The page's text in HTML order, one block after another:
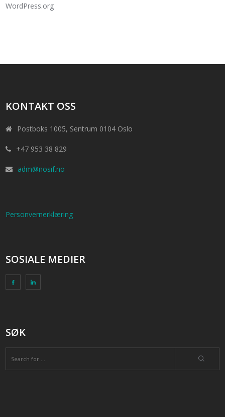
WordPress.org
KONTAKT OSS
Postboks 1005, Sentrum 0104 Oslo
+47 953 38 829
adm@nosif.no
Personvernerklæring
SOSIALE MEDIER
SØK